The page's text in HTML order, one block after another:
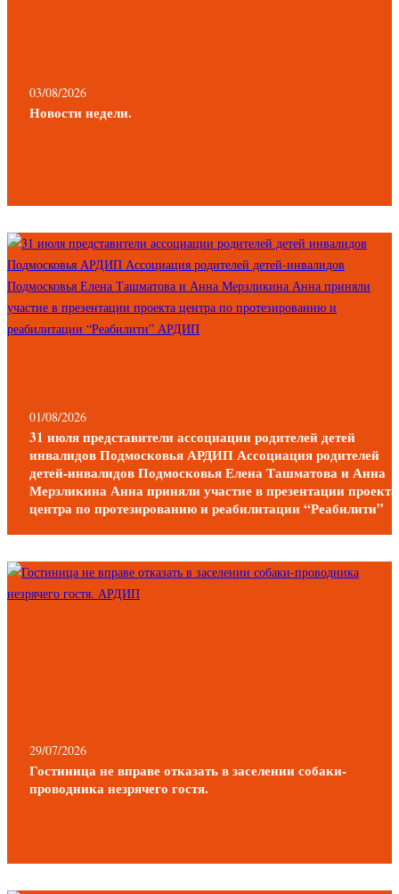
03/08/2026
Новости недели.
01/08/2026
31 июля представители ассоциации родителей детей
инвалидов Подмосковья АРДИП Ассоциация родителей
детей-инвалидов Подмосковья Елена Ташматова и Анна
Мерзликина Анна приняли участие в презентации проекта
центра по протезированию и реабилитации “Реабилити”
29/07/2026
Гостиница не вправе отказать в заселении собаки-
проводника незрячего гостя.